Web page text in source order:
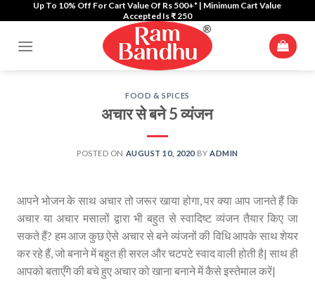
to
content
Up To 10% Off For Cart Value Of Rs 500+* | Minimum Cart Value
Accepted Is ₹ 250
FOOD & SPICES
अचार से बने 5 व्यंजन
POSTED ON AUGUST 10, 2020BY ADMIN
आपने भोजन के साथ अचार तो जरूर खाया होगा, पर क्या आप जानते हैं कि
अचार या अचार मसालों द्वारा भी बहुत से स्वादिष्ट व्यंजन तैयार किए जा
सकते हैं? हम आज कुछ ऐसे अचार से बने व्यंजनों की विधि आपके साथ शेयर
कर रहे हैं, जो बनाने में बहुत ही सरल और चटपटे स्वाद वाली होती है| साथ ही
आपको बताएँगे की बचे हुए अचार को खाना बनाने में कैसे इस्तेमाल करें|